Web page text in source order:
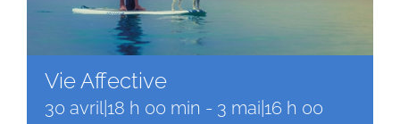
Vie Affective
30 avril|18 h 00 min - 3 mai|16 h 00